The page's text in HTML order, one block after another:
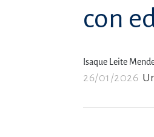
con
Isaque Leite
26/01/2026